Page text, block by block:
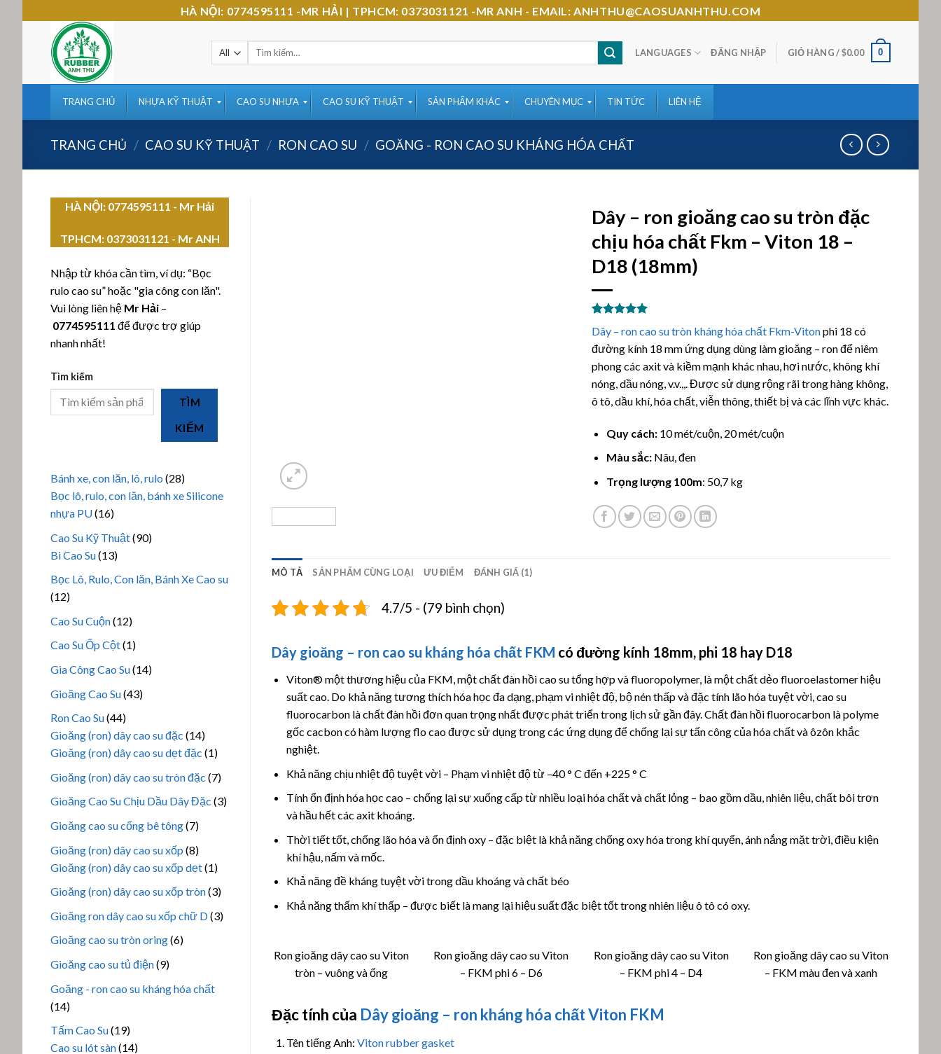
to
content
HÀ NỘI: 0774595111 -MR HẢI | TPHCM: 0373031121 -MR ANH - EMAIL: ANHTHU@CAOSUANHTHU.COM
Tìm
LANGUAGES ĐĂNG NHẬP GIỎ HÀNG /$0.00 0
TRANG CHỦ NHỰA KỸ THUẬT CAO SU NHỰA CAO SU KỸ THUẬT SẢN PHẨM KHÁC CHUYÊN MỤC TIN TỨC LIÊN HỆ
TRANG CHỦ / CAO SU KỸ THUẬT / RON CAO SU / GOĂNG - RON CAO SU KHÁNG HÓA CHẤT
HÀ NỘI: 0774595111 - Mr Hải
TPHCM: 0373031121 - Mr ANH
Nhập từ khóa cần tìm, ví dụ: “Bọc
rulo cao su” hoặc "gia công con lăn".
Vui lòng liên hệ Mr Hải –
0774595111 để được trợ giúp
nhanh nhất!
Tìm kiếm
TÌM
KIẾM
Bánh xe, con lăn, lô, rulo 2828
sản
Bọc lô, rulo, con lăn, bánh xe Silicone
nhựa PU 1616
sản
phẩm
Cao Su Kỹ Thuật 9090
Bi Cao Su 1313
Bọc Lô, Rulo, Con lăn, Bánh Xe Cao su
1212
Cao Su Cuộn 1212
sản
phẩm
Cao Su Ốp Cột 11
phẩm
Gia Công Cao Su 1414
Gioăng Cao Su 4343
Ron Cao Su 4444
sản
phẩm
Gioăng (ron) dây cao su đặc 1414
sản
Gioăng (ron) dây cao su dẹt đặc 11
phẩm
Gioăng (ron) dây cao su tròn đặc 77
sản
phẩm
Gioăng Cao Su Chịu Dầu Dây Đặc 33
Gioăng cao su cống bê tông 77
phẩm
Gioăng (ron) dây cao su xốp 88
sản
Gioăng (ron) dây cao su xốp dẹt 11
phẩm
Gioăng (ron) dây cao su xốp tròn 33
phẩm
Gioăng ron dây cao su xốp chữ D 33
Gioăng cao su tròn oring 66
Gioăng cao su tủ điện 99
phẩm
Goăng - ron cao su kháng hóa chất
1414
Tấm Cao Su 1919
sản
Cao su lót sàn 1414
Dây – ron gioăng cao su tròn đặc
chịu hóa chất Fkm – Viton 18 –
D18 (18mm)
dựa trên
đánh giá
Dây – ron cao su tròn kháng hóa chất Fkm-Vitonphi 18 có
đường kính 18 mm ứng dụng dùng làm gioăng – ron để niêm
phong các axit và kiềm mạnh khác nhau, hơi nước, không khí
nóng, dầu nóng, v.v.,,. Được sử dụng rộng rãi trong hàng không,
ô tô, dầu khí, hóa chất, viễn thông, thiết bị và các lĩnh vực khác.
Quy cách:10 mét/cuộn, 20 mét/cuộn
Màu sắc:Nâu, đen
Trọng lượng 100m: 50,7 kg
MÔ TẢ SẢN PHẨM CÙNG LOẠI ƯU ĐIỂM ĐÁNH GIÁ (1)
4.7/5 - (79 bình chọn)
Dây gioăng – ron cao su kháng hóa chất FKM có đường kính 18mm, phi 18 hay D18
Viton® một thương hiệu của FKM, một chất đàn hồi cao su tổng hợp và fluoropolymer, là một chất dẻo fluoroelastomer hiệu
suất cao. Do khả năng tương thích hóa học đa dạng, phạm vi nhiệt độ, bộ nén thấp và đặc tính lão hóa tuyệt vời, cao su
fluorocarbon là chất đàn hồi đơn quan trọng nhất được phát triển trong lịch sử gần đây. Chất đàn hồi fluorocarbon là polyme
gốc cacbon có hàm lượng flo cao được sử dụng trong các ứng dụng để chống lại sự tấn công của hóa chất và ôzôn khắc
nghiệt.
Khả năng chịu nhiệt độ tuyệt vời – Phạm vi nhiệt độ từ –40 ° C đến +225 ° C
Tính ổn định hóa học cao – chống lại sự xuống cấp từ nhiều loại hóa chất và chất lỏng – bao gồm dầu, nhiên liệu, chất bôi trơn
và hầu hết các axit khoáng.
Thời tiết tốt, chống lão hóa và ổn định oxy – đặc biệt là khả năng chống oxy hóa trong khí quyển, ánh nắng mặt trời, điều kiện
khí hậu, nấm và mốc.
Khả năng đề kháng tuyệt vời trong dầu khoáng và chất béo
Khả năng thấm khí thấp – được biết là mang lại hiệu suất đặc biệt tốt trong nhiên liệu ô tô có oxy.
Ron gioăng dây cao su Viton
tròn – vuông và ống
Ron gioăng dây cao su Viton
– FKM phi 6 – D6
Ron gioăng dây cao su Viton
– FKM phi 4 – D4
Ron gioăng dây cao su Viton
– FKM màu đen và xanh
Đặc tính của Dây gioăng – ron kháng hóa chất Viton FKM
Tên tiếng Anh: Viton rubber gasket